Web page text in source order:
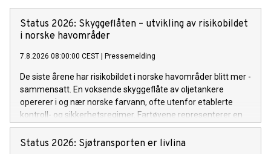
Status 2026: Skyggeflåten – utvikling av risikobildet
i ­norske ­havområder
7.8.2026 08:00:00 CEST | Pressemelding
De siste årene har risikobildet i norske havområder blitt mer ­
sammensatt. En voksende skyggeflåte av oljetankere
opererer i og nær norske farvann, ofte utenfor etablerte
kontroll- og sikkerhets­regimer. Fartøyene representerer en
forhøyet risiko som utfordrer sikkerheten og miljøet i
europeiske farvann. Dette er en ny normal som vi må
Status 2026: Sjøtransporten er livlina